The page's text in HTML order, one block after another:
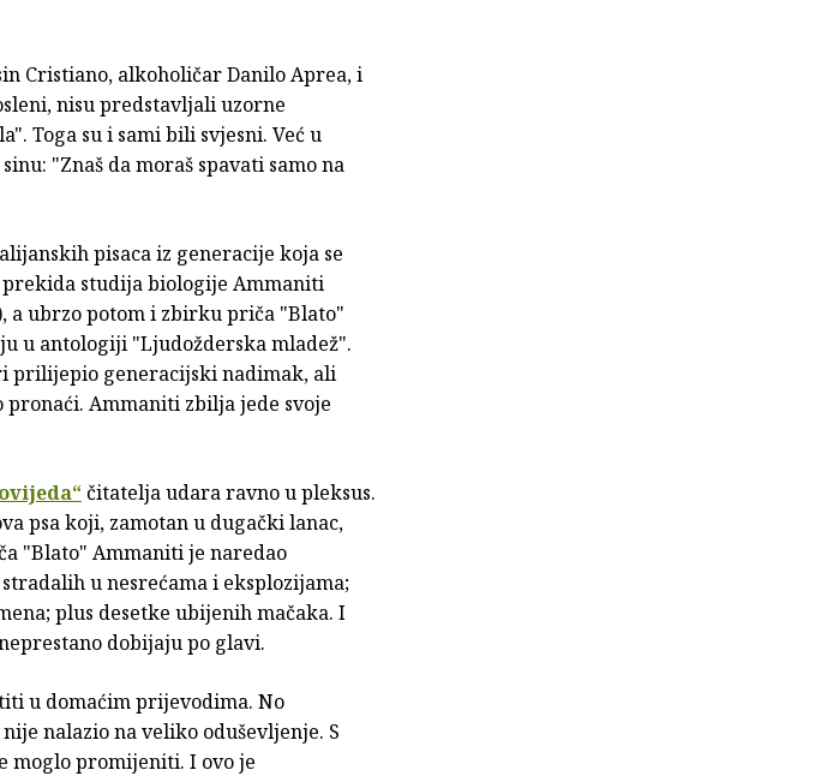
Cristiano, alkoholičar Danilo Aprea, i
nisu predstavljali uzorne
Toga su i sami bili svjesni. Već u
"Znaš da moraš spavati samo na
pisaca iz generacije koja se
studija biologije Ammaniti
a ubrzo potom i zbirku priča "Blato"
u antologiji "Ljudožderska mladež".
prilijepio generacijski nadimak, ali
Ammaniti zbilja jede svoje
čitatelja udara ravno u pleksus.
psa koji, zamotan u dugački lanac,
"Blato" Ammaniti je naredao
u nesrećama i eksplozijama;
plus desetke ubijenih mačaka. I
dobijaju po glavi.
u domaćim prijevodima. No
nalazio na veliko oduševljenje. S
moglo promijeniti. I ovo je